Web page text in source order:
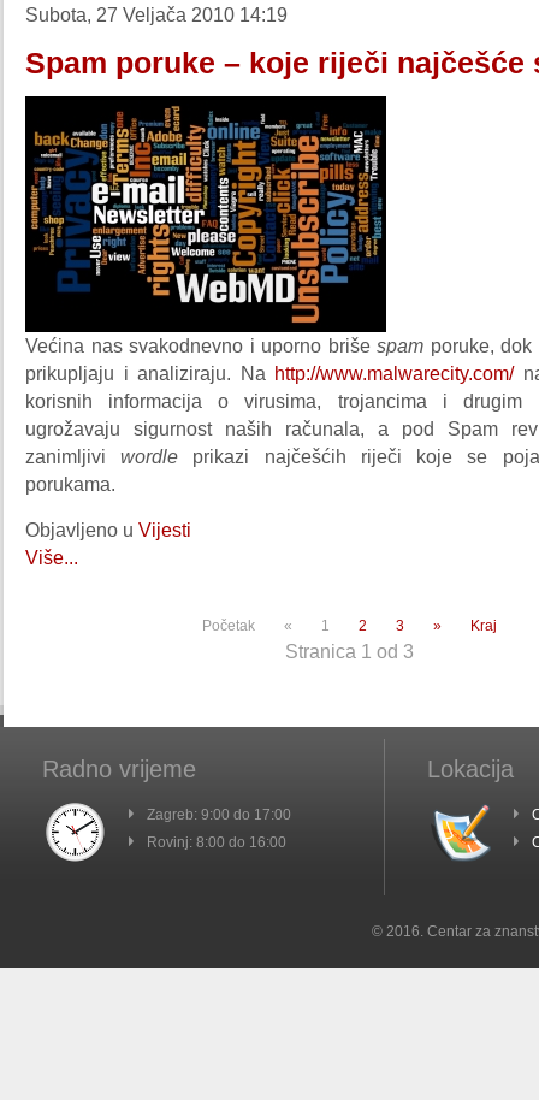
Subota, 27 Veljača 2010 14:19
Spam poruke – koje riječi najčešće
Većina nas svakodnevno i uporno brišespam poruke,
prikupljaju i analiziraju. Na http://www.malwarecity.com/
korisnih informacija o virusima, trojancima i drugim
ugrožavaju sigurnost naših računala, a pod Spam
zanimljivi wordle prikazi najčešćih riječi koje se
porukama.
Objavljeno u Vijesti
Više...
Početak « 1 2 3 » Kraj
Stranica 1 od 3
Radno vrijeme
Zagreb: 9:00 do 17:00
Rovinj: 8:00 do 16:00
Lokacija
© 2016. Centar za